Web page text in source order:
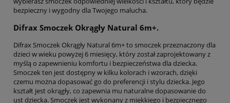
bezpieczny i wygodny dla Twojego malucha.
Difrax Smoczek Okrągły Natural 6m+.
Difrax Smoczek Okrągły Natural 6m+ to smoczek przeznaczony dla
dzieci w wieku powyżej 6 miesięcy, który został zaprojektowany z
myślą o zapewnieniu komfortu i bezpieczeństwa dla dziecka.
Smoczek ten jest dostępny w kilku kolorach i wzorach, dzięki
czemu można dopasować go do preferencji i stylu dziecka. Jego
kształt jest okrągły, co zapewnia mu naturalne dopasowanie do
ust dziecka. Smoczek jest wykonany z miękkiego i bezpiecznego